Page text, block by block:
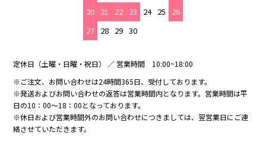
20 21 22 23 24 25
26
27 28 29 30
定休日（土曜・日曜・祝日） ／ 営業時間 10:00~18:00
※ご注文、お問い合わせは24時間365日、受付しております。
※発送およびお問い合わせの返答は営業時間内となります。営業時間は平
日の10：00～18：00となっております。
※休日および営業時間外のお問い合わせにつきましては、翌営業日にご連
絡させていただきます。